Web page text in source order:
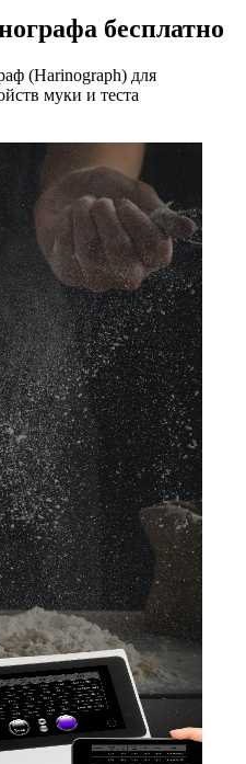
бесплатно
(Harinograph) для
муки и теста